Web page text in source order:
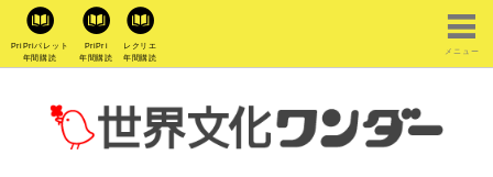
PriPriパレット
年間購読
PriPri
年間購読
レクリエ
年間購読
メニュー